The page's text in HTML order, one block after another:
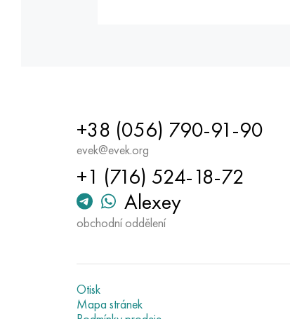
+38 (056) 790-91-90
evek@evek.org
+1 (716) 524-18-72
Alexey
obchodní oddělení
Otisk
Mapa stránek